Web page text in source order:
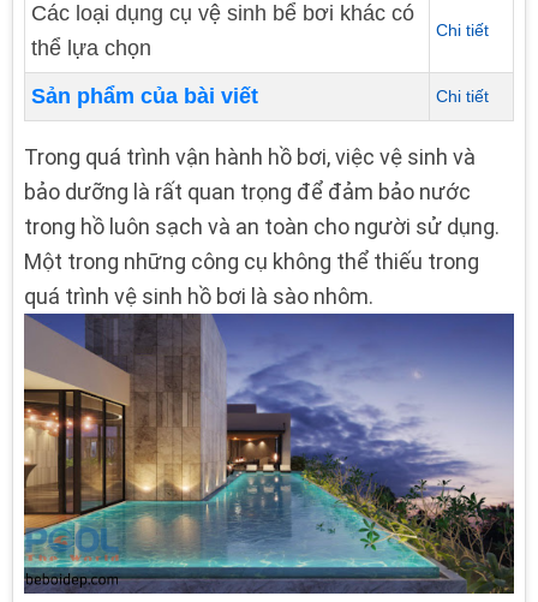
Các loại dụng cụ vệ sinh bể bơi khác có
thể lựa chọn
Chi tiết
Sản phẩm của bài viết Chi tiết
Trong quá trình vận hành hồ bơi, việc vệ sinh và
bảo dưỡng là rất quan trọng để đảm bảo nước
trong hồ luôn sạch và an toàn cho người sử dụng.
Một trong những công cụ không thể thiếu trong
quá trình vệ sinh hồ bơi là sào nhôm.